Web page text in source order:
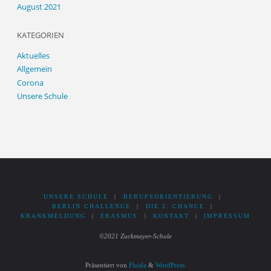
August 2021
KATEGORIEN
Aktuelles
Allgemein
Corona
Unsere Schule
UNSERE SCHULE | BERUFSORIENTIERUNG
|
BERLIN CHALLENGE
| DIE 2. CHANCE
|
KRANKMELDUNG
| ERASMUS | KONTAKT | IMPRESSUM
©2021 Zuckmayer-Schule
Präsentiert von Fluida & WordPress.